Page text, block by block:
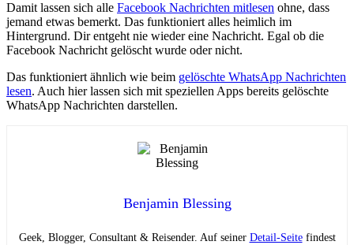
Damit lassen sich alle Facebook Nachrichten mitlesen ohne, dass
jemand etwas bemerkt. Das funktioniert alles heimlich im
Hintergrund. Dir entgeht nie wieder eine Nachricht. Egal ob die
Facebook Nachricht gelöscht wurde oder nicht.
Das funktioniert ähnlich wie beim gelöschte WhatsApp Nachrichten
lesen. Auch hier lassen sich mit speziellen Apps bereits gelöschte
WhatsApp Nachrichten darstellen.
Benjamin Blessing
Geek, Blogger, Consultant & Reisender. Auf seiner Detail-Seitefindest